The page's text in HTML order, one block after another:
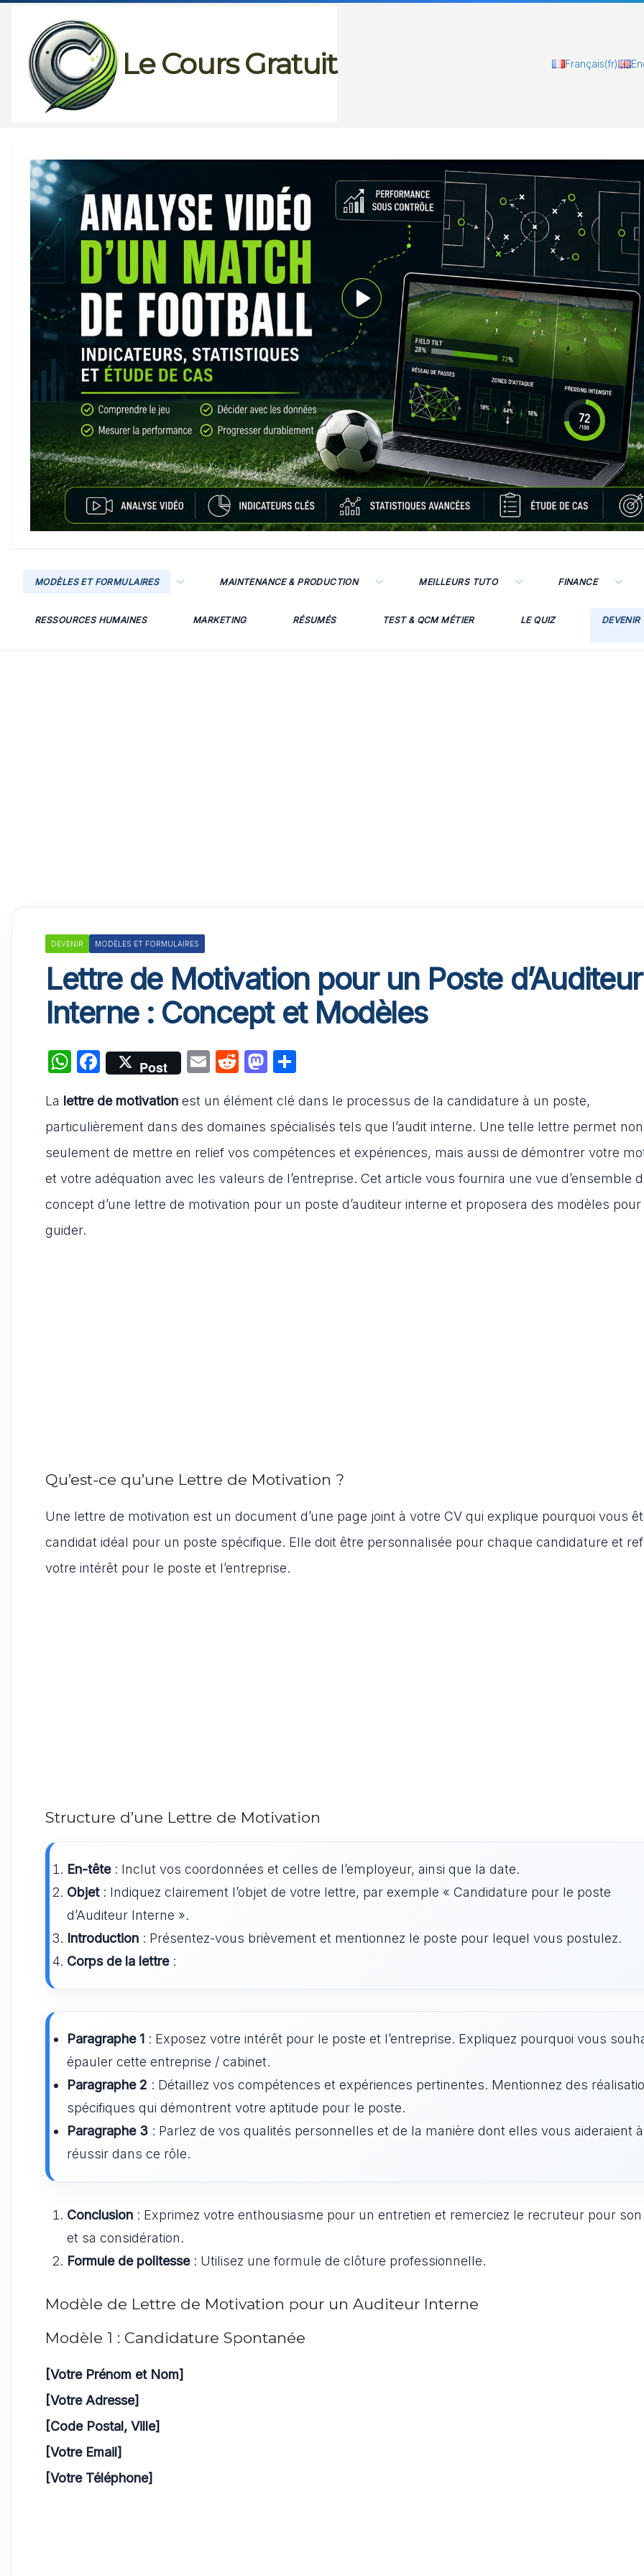
contenu
Le Cours Gratuit Français(fr)
MODÈLES ET FORMULAIRES MAINTENANCE & PRODUCTION MEILLEURS TUTO FINANCE
RESSOURCES HUMAINES MARKETING RÉSUMÉS TEST & QCM MÉTIER LE QUIZ DEVENIR
DEVENIR MODÈLES ET FORMULAIRES
Lettre de Motivation pour un Poste d’Auditeur
Interne : Concept et Modèles
W
at
s
A
p
p
F
a
c
e
b
o
o
Post
E
ai
l
R
d
di
t
M
st
o
d
o
n
ta
g
er
La lettre de motivation est un élément clé dans le processus de la candidature à un poste,
particulièrement dans des domaines spécialisés tels que l’audit interne. Une telle lettre permet non
seulement de mettre en relief vos compétences et expériences, mais aussi de démontrer votre
et votre adéquation avec les valeurs de l’entreprise. Cet article vous fournira une vue d’ensemble
concept d’une lettre de motivation pour un poste d’auditeur interne et proposera des modèles
guider.
Qu’est-ce qu’une Lettre de Motivation ?
Une lettre de motivation est un document d’une page joint à votre CV qui explique pourquoi vous
candidat idéal pour un poste spécifique. Elle doit être personnalisée pour chaque candidature et
votre intérêt pour le poste et l’entreprise.
Structure d’une Lettre de Motivation
En-tête: Inclut vos coordonnées et celles de l’employeur, ainsi que la date.
Objet: Indiquez clairement l’objet de votre lettre, par exemple « Candidature pour le poste
d’Auditeur Interne ».
Introduction : Présentez-vous brièvement et mentionnez le poste pour lequel vous postulez.
Corps de la lettre:
Paragraphe 1 : Exposez votre intérêt pour le poste et l’entreprise. Expliquez pourquoi vous
épauler cette entreprise / cabinet.
Paragraphe 2 : Détaillez vos compétences et expériences pertinentes. Mentionnez des
spécifiques qui démontrent votre aptitude pour le poste.
Paragraphe 3 : Parlez de vos qualités personnelles et de la manière dont elles vous aideraient à
réussir dans ce rôle.
Conclusion : Exprimez votre enthousiasme pour un entretien et remerciez le recruteur pour
et sa considération.
Formule de politesse: Utilisez une formule de clôture professionnelle.
Modèle de Lettre de Motivation pour un Auditeur Interne
Modèle 1 : Candidature Spontanée
[Votre Prénom et Nom]
[Votre Adresse]
[Code Postal, Ville]
[Votre Email]
[Votre Téléphone]